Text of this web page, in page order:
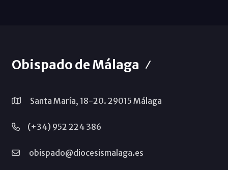
Obispado de Málaga
Santa María, 18-20. 29015 Málaga
(+34) 952 224 386
obispado@diocesismalaga.es